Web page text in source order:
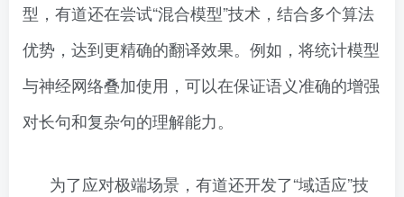
型，有道还在尝试“混合模型”技术，结合多个算法
优势，达到更精确的翻译效果。例如，将统计模型
与神经网络叠加使用，可以在保证语义准确的增强
对长句和复杂句的理解能力。
为了应对极端场景，有道还开发了“域适应”技